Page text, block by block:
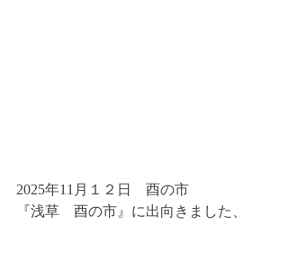
2025年11月１２日　酉の市
『浅草　酉の市』に出向きました、